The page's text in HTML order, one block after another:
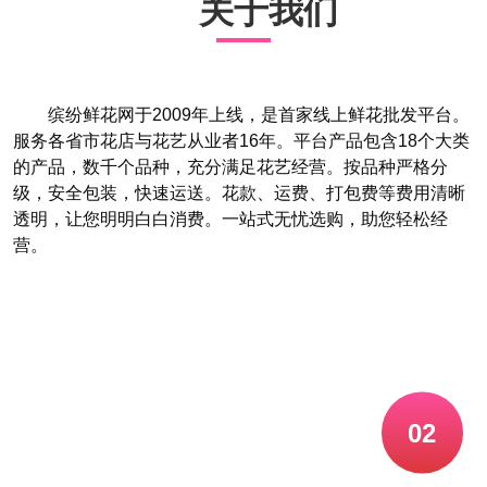
关于我们
缤纷鲜花网于2009年上线，是首家线上鲜花批发平台。
服务各省市花店与花艺从业者16年。平台产品包含18个大类
的产品，数千个品种，充分满足花艺经营。按品种严格分
级，安全包装，快速运送。花款、运费、打包费等费用清晰
透明，让您明明白白消费。一站式无忧选购，助您轻松经
营。
02